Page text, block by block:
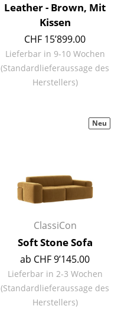
Leather - Brown, Mit
Kissen
CHF 15’899.00
Lieferbar in 9-10 Wochen
(Standardlieferaussage des
Herstellers)
ClassiCon
Soft Stone Sofa
ab CHF 9’145.00
Lieferbar in 2-3 Wochen
(Standardlieferaussage des
Herstellers)
Neu